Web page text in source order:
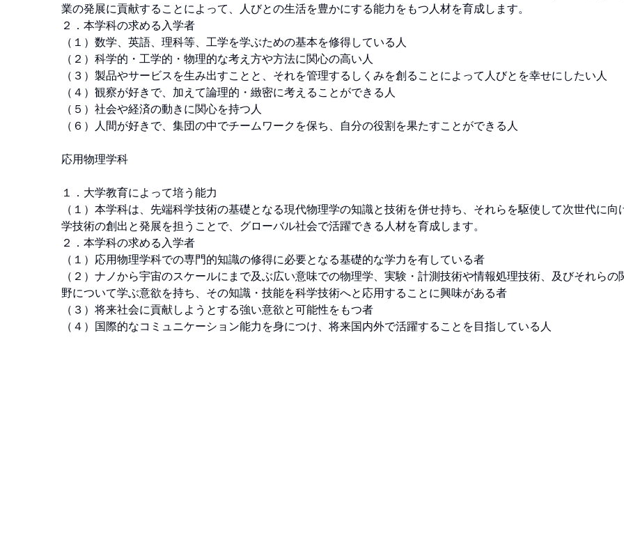
業の発展に貢献することによって、人びとの生活を豊かにする能力をもつ人材を育成します。
２．本学科の求める入学者
（１）数学、英語、理科等、工学を学ぶための基本を修得している人
（２）科学的・工学的・物理的な考え方や方法に関心の高い人
（３）製品やサービスを生み出すことと、それを管理するしくみを創ることによって人びとを幸せにしたい人
（４）観察が好きで、加えて論理的・緻密に考えることができる人
（５）社会や経済の動きに関心を持つ人
（６）人間が好きで、集団の中でチームワークを保ち、自分の役割を果たすことができる人
応用物理学科
１．大学教育によって培う能力
（１）本学科は、先端科学技術の基礎となる現代物理学の知識と技術を併せ持ち、それらを駆使して次世代に向
学技術の創出と発展を担うことで、グローバル社会で活躍できる人材を育成します。
２．本学科の求める入学者
（１）応用物理学科での専門的知識の修得に必要となる基礎的な学力を有している者
（２）ナノから宇宙のスケールにまで及ぶ広い意味での物理学、実験・計測技術や情報処理技術、及びそれらの
野について学ぶ意欲を持ち、その知識・技能を科学技術へと応用することに興味がある者
（３）将来社会に貢献しようとする強い意欲と可能性をもつ者
（４）国際的なコミュニケーション能力を身につけ、将来国内外で活躍することを目指している人